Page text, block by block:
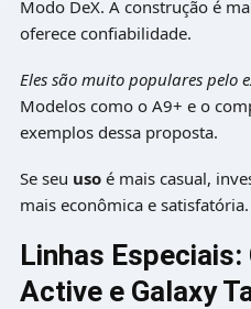
Modo DeX. A construção é
oferece confiabilidade.
Eles são muito populares pelo
Modelos como o A9+ e o
exemplos dessa proposta.
Se seu usoé mais casual,
mais econômica e satisfatória.
Linhas Especiais:
Active e Galaxy